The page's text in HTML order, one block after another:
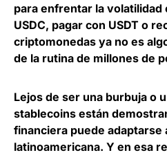
para enfrentar la
USDC, pagar con USDT o
criptomonedas ya no es
de la rutina de millones de
Lejos de ser una burbuja o
stablecoins están
financiera puede adaptarse
latinoamericana. Y en esa